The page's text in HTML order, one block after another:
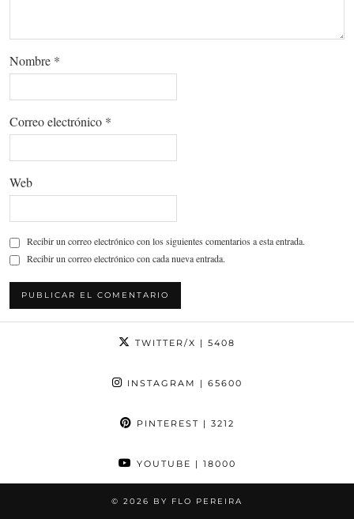
Nombre *
Correo electrónico *
Web
Recibir un correo electrónico con los siguientes comentarios a esta entrada.
Recibir un correo electrónico con cada nueva entrada.
TWITTER/X | 5408
INSTAGRAM | 65600
PINTEREST | 3212
YOUTUBE | 18000
© 2026 BY FLO PEREIRA